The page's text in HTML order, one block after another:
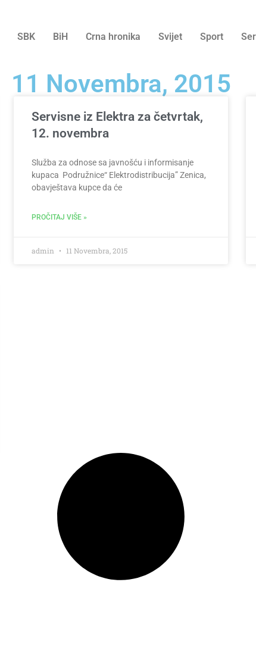
SBK BiH Crna hronika Svijet Sport
11 Novembra, 2015
Servisne iz Elektra za četvrtak,
12. novembra
Služba za odnose sa javnošću i informisanje
kupaca Podružnice“ Elektrodistribucija” Zenica,
obavještava kupce da će
PROČITAJ VIŠE »
admin 11 Novembra, 2015